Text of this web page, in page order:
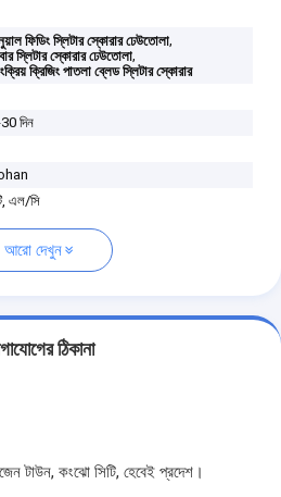
ফিডিং স্লিটার স্কোরার ঢেউতোলা,
স্লিটার স্কোরার ঢেউতোলা,
ক্রিজিং পাতলা ব্লেড স্লিটার স্কোরার
দিন
এল/সি
আরো দেখুন
ঠিকানা
টাউন, কংঝো সিটি, হেবেই প্রদেশ।